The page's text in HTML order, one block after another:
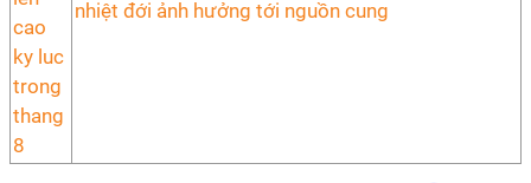
nhiệt đới ảnh hưởng tới nguồn cung